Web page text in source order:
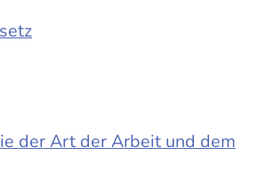
der Art der Arbeit und dem